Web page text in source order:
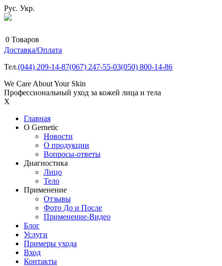
Рус. Укр.
0 Товаров
Доставка/Оплата
Тел.(044) 209-14-87(067) 247-55-03(050) 800-14-86
We Care About Your Skin
Профессиональный уход за кожей лица и тела
X
Главная
О Gernetic
Новости
О продукции
Вопросы-ответы
Диагностика
Лицо
Тело
Применение
Отзывы
Фото До и После
Применение-Видео
Блог
Услуги
Примеры ухода
Вход
Контакты